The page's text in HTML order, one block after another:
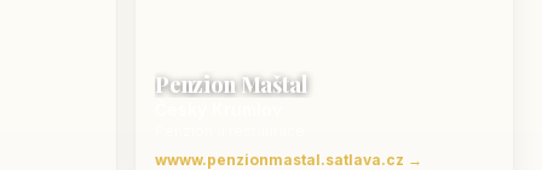
Penzion Maštal
wwww.penzionmastal.satlava.cz →